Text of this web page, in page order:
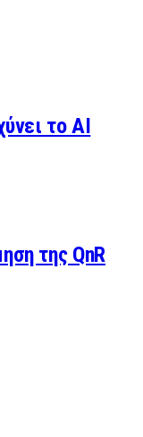
το AI
της QnR